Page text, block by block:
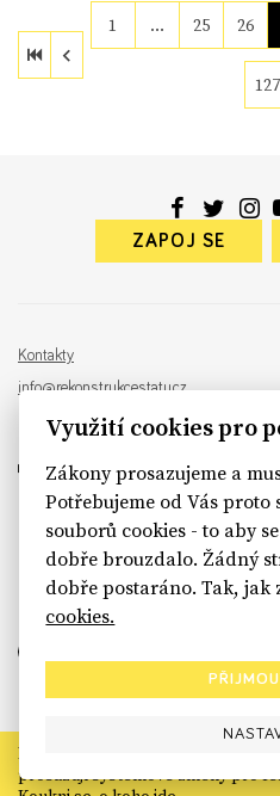
1 … 25 26
127
ZAPOJ SE
Kontakty
info@rekonstrukcestatu.cz
Návrh a vývoj: Sinfin , ilustrace:
sinfin.digital
Rekonstrukce státu končí. Její
prosazují systémové změny pro
Využití cookies pro
Zákony prosazujeme a
Potřebujeme od Vás
souborů cookies - to aby
dobře brouzdalo. Žádný
dobře postaráno. Tak, jak
cookies.